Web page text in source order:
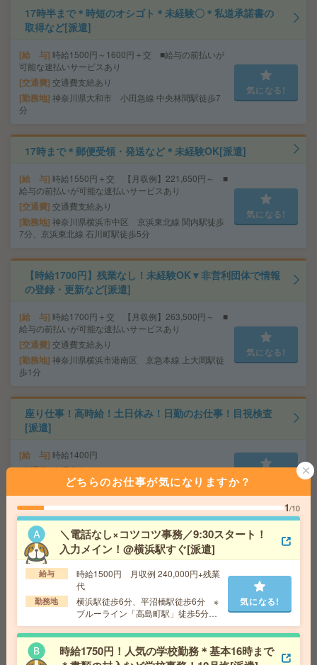
17時半まで＊時短のオシゴト＊未経験〇＊私道承諾書の
取得など[派遣]
給 与 時給1500円～1600円＋交 ■給与の前払いが
可能な速払いサービスあり
交通費 交通費支給あり
勤務地 神奈川県大和市 小田急線 中央林間駅徒歩7
分
気になる!
17時まで＊郵便受領・発送など＊未経験OK[派遣]
給 与 時給1550円＋交 【月収例】221,650円～ ■
給与の前払いが可能な速払いサービスあり
交通費 交通費支給あり
勤務地 神奈川県横浜市中区 京浜東北線 関内駅徒歩
7分、京浜東北線 石川町駅徒歩5分
気になる!
【時給1700円】残業なし！未経験OK▼非営利団体で情報
の登録・更新など[派遣]
給 与 時給1700円＋交 【月収例】263,500円～ ■
給与の前払いが可能な速払いサービスあり
交通費 交通費支給あり
勤務地 神奈川県横浜市港南区 京急本線 上大岡駅徒
歩1分
気になる!
座り仕事！高時給！土日休み！日勤のお仕事！目視検査
[派遣]
給 与 時給1400円
交通費 交通費支給有り
矢向駅～徒歩7分
気になる!
新横浜＊高時給＊週4日から・16時退社相談OK＊経理事
務[派遣]
給 与 時給2000円～2100円＋交 【月収例】367,5
00円～ ■給与の前払いが可能な速払いサービスあり
交通費 交通費支給あり
神奈川県横浜市港北区 横浜線 新横浜駅徒歩
10分
気になる!
どちらのお仕事が気になりますか？
1/10
＼電話なし×コツコツ事務／9:30スタート！
入力メイン！@横浜駅すぐ[派遣]
給与
時給1500円 月収例 240,000円+残業
代
勤務地
横浜駅徒歩6分、平沼橋駅徒歩6分 ※
ブルーライン「高島町駅」徒歩5分程
度
気になる!
時給1750円！人気の学校勤務＊基本16時まで